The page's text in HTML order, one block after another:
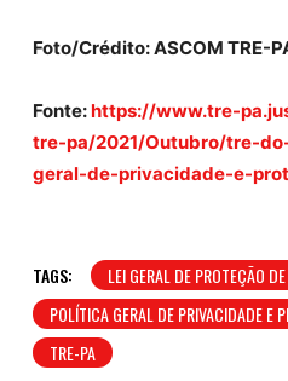
Foto/Crédito: ASCOM TRE-
Fonte:https://www.tre-
tre-pa/2021/Outubro/tre-
geral-de-privacidade-e-
TAGS:
LEI GERAL DE PROTEÇÃO
POLÍTICA GERAL DE PRIVACIDADE E
TRE-PA